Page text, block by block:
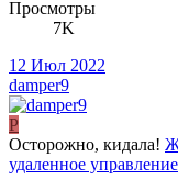
Просмотры
7K
12 Июл 2022
damper9
P
Осторожно, кидала!
удаленное